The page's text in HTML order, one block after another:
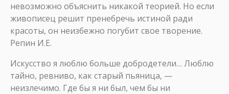
невозможно объяснить никакой теорией. Но если
живописец решит пренебречь истиной ради
красоты, он неизбежно погубит свое творение.
Репин И.Е.
Искусство я люблю больше добродетели… Люблю
тайно, ревниво, как старый пьяница, —
неизлечимо. Где бы я ни был, чем бы ни